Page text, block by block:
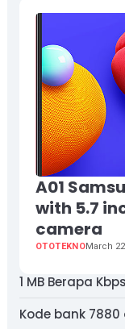
A01
with 5.7
camera
OTOTEKNOMarch
1 MB Berapa
Kode bank